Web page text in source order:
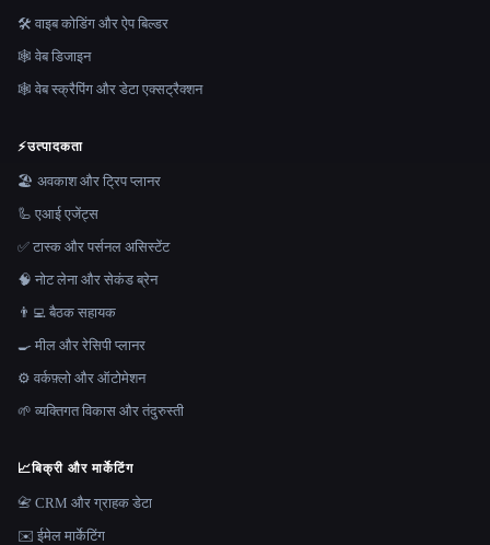
🛠️ वाइब कोडिंग और ऐप बिल्डर
🕸 वेब डिजाइन
🕸️ वेब स्क्रैपिंग और डेटा एक्सट्रैक्शन
⚡उत्पादकता
🏖 अवकाश और ट्रिप प्लानर
🦾 एआई एजेंट्स
✅ टास्क और पर्सनल असिस्टेंट
🧠 नोट लेना और सेकंड ब्रेन
👨‍💻 बैठक सहायक
🍳 मील और रेसिपी प्लानर
⚙️ वर्कफ़्लो और ऑटोमेशन
🌱 व्यक्तिगत विकास और तंदुरुस्ती
📈बिक्री और मार्केटिंग
📇 CRM और ग्राहक डेटा
✉️ ईमेल मार्केटिंग